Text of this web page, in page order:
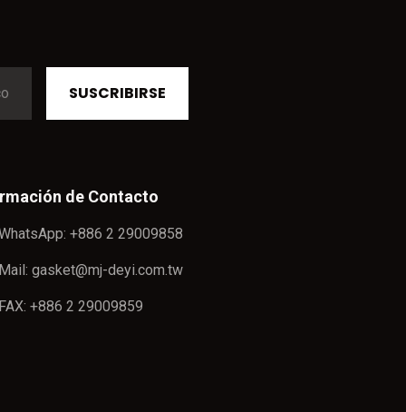
SUSCRIBIRSE
de Contacto
+886 2 29009858
Mail: gasket@mj-deyi.com.tw
FAX: +886 2 29009859